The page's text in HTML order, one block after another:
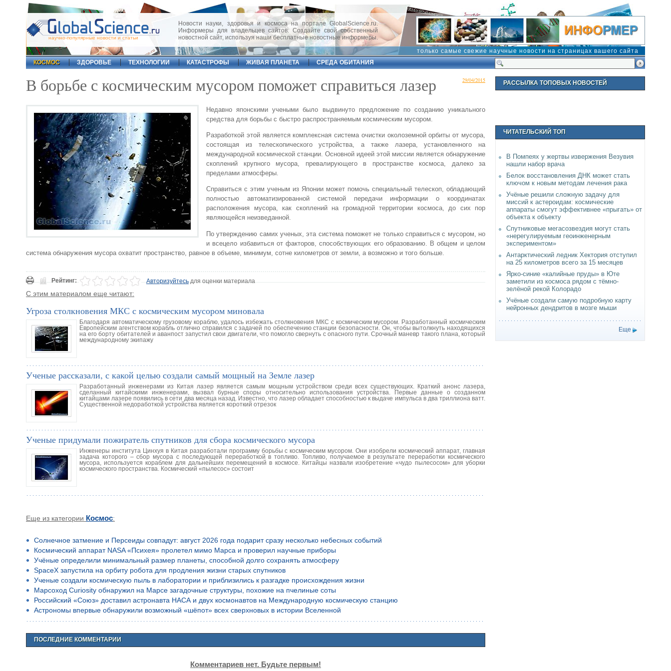
научно-популярные новости и статьи
Новости науки, здоровья и космоса на портале GlobalScience.ru.
Информеры для владельцев сайтов. Создайте свой собственный
новостной сайт, используя наши бесплатные новостные информеры.
только самые свежие научные новости на страницах вашего сайта
КОСМОС
ЗДОРОВЬЕ ТЕХНОЛОГИИ КАТАСТРОФЫ ЖИВАЯ ПЛАНЕТА СРЕДА ОБИТАНИЯ
29/04/2015
В борьбе с космическим мусором поможет справиться лазер
Недавно японскими учеными было выдвинуто предложение по созданию уникального
средства для борьбы с быстро распространяемым космическим мусором.
Разработкой этой является комплексная система очистки околоземной орбиты от мусора,
состоящая из телескопического устройства, а также лазера, установленного на
международной космической станции. Основной идеей этой миссии является обнаружение
скоплений крупного мусора, превалирующего в пространстве космоса, далеко за
пределами атмосферы.
Справиться с этим ученым из Японии может помочь специальный телескоп, обладающий
полностью автоматизированной системой передачи информации о координатах
расположения мусора, как скоплений на громадной территории космоса, до сих пор
являющейся неизведанной.
По утверждению самих ученых, эта система поможет не только справиться с мусором, но
и всецело избавиться от факторов, способствующих его образованию. В общем и целом
система обнаружения мусора охватит пространство, равное в объеме, минимум, сотне километров от земли, а возможно и того больше.
Рейтинг: Авторизуйтесьдля оценки материала
С этим материалом еще читают:
Угроза столкновения МКС с космическим мусором миновала
Благодаря автоматическому грузовому кораблю, удалось избежать столкновения МКС с космическим мусором. Разработанный космическим
Европейским агентством корабль отлично справился с задачей по обеспечению станции безопасности. Он, чтобы вытолкнуть находящихся
на его борту обитателей и аванпост запустил свои двигатели, что помогло свернуть с опасного пути. Срочный маневр такого плана, который
международному экипажу
Ученые рассказали, с какой целью создали самый мощный на Земле лазер
Разработанный инженерами из Китая лазер является самым мощным устройством среди всех существующих. Краткий анонс лазера,
сделанный китайскими инженерами, вызвал бурные споры относительно использования устройства. Первые данные о созданном
китайцами лазере появились в сети два месяца назад. Известно, что лазер обладает способностью к выдаче импульса в два триллиона ватт.
Существенной недоработкой устройства является короткий отрезок
Ученые придумали пожиратель спутников для сбора космического мусора
Инженеры института Цинхуя в Китая разработали программу борьбы с космическим мусором. Они изобрели космический аппарат, главная
задача которого – сбор мусора с последующей переработкой в топливо. Топливо, получаемое в результате переработки космического
мусора, используется кораблем для дальнейших перемещений в космосе. Китайцы назвали изобретение «чудо пылесосом» для уборки
космического пространства. Космический «пылесос» состоит
Еще из категории Космос:
Солнечное затмение и Персеиды совпадут: август 2026 года подарит сразу несколько небесных событий
Космический аппарат NASA «Психея» пролетел мимо Марса и проверил научные приборы
Учёные определили минимальный размер планеты, способной долго сохранять атмосферу
SpaceX запустила на орбиту робота для продления жизни старых спутников
Ученые создали космическую пыль в лаборатории и приблизились к разгадке происхождения жизни
Марсоход Curiosity обнаружил на Марсе загадочные структуры, похожие на пчелиные соты
Российский «Союз» доставил астронавта НАСА и двух космонавтов на Международную космическую станцию
Астрономы впервые обнаружили возможный «шёпот» всех сверхновых в истории Вселенной
ПОСЛЕДНИЕ КОММЕНТАРИИ
Комментариев нет. Будьте первым!
РАССЫЛКА ТОПОВЫХ НОВОСТЕЙ
ЧИТАТЕЛЬСКИЙ ТОП
В Помпеях у жертвы извержения Везувия
нашли набор врача
Белок восстановления ДНК может стать
ключом к новым методам лечения рака
Учёные решили сложную задачу для
миссий к астероидам: космические
аппараты смогут эффективнее «прыгать» от
объекта к объекту
Спутниковые мегасозвездия могут стать
«нерегулируемым геоинженерным
экспериментом»
Антарктический ледник Хектория отступил
на 25 километров всего за 15 месяцев
Ярко-синие «калийные пруды» в Юте
заметили из космоса рядом с тёмно-
зелёной рекой Колорадо
Учёные создали самую подробную карту
нейронных дендритов в мозге мыши
Еще